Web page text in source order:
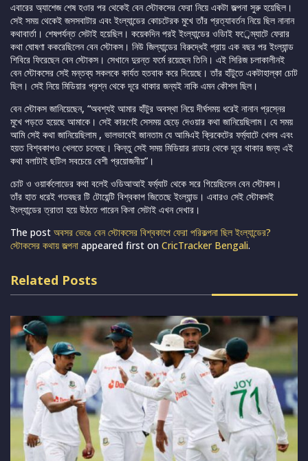
এবারের অ্যাশেজ শেষ হওার পর থেকেই বেন স্টোকসের ফেরা নিয়ে একটা জল্পনা সুরু হয়েছিল।
সেই সময় থেকেই জসসবাটার এবং ইংল্যান্ডের কোচটেরক মুখে তাঁর প্রত্যাবর্তন নিয়ে ছিল নানান
কথাবার্তা। শেষপর্যন্ত সেটাই হয়েছিল। কয়েকদিন পরই ইংল্যান্ডের ওডিাই ফর্েম্যাটে ফেরার
কথা ঘোষণা ককরেছিলেন বেন স্টোকস। নিউ জিল্যান্ডের বিরুদ্ধেই প্রায় এক বছর পর ইংল্যান্ড
শিবিরে ফিরেছেন বেন স্টোকস। সেখানে দুরন্ত ফর্মে রয়েছেন তিনি। এই সিরিজ চলাকালীনই
বেন স্টোকসের সেই মন্তব্য সকলকে কার্যত হতবাক করে দিয়েছে। তাঁর হাঁটুতে একটাহাল্কা চোট
ছিল। সেই নিয়ে মিডিয়ার প্রশ্ন থেকে দূরে থাকার জন্যই নাকি এমন কৌশল ছিল।
বেন স্টোকস জানিয়েছেন, “অবশ্যই আমার হাঁটুর অবস্থা নিয়ে দীর্ঘসময় ধরেই নানান প্রস্নের
মুখে পড়তে হয়েছে আমাকে। সেই কারণেই সেসময় ছেড়ে দেওয়ার কথা জানিয়েছিলাম। যে সময়
আমি সেই কথা জানিয়েছিলাম , ভালভাবেই জানতাম যে আমিএই ক্রিকেটের ফর্ম্যাটে খেলব এবং
হয়ত বিশ্বকাপও খেলতে চলেছে। কিন্তু সেই সময় মিডিয়ার রাডার থেকে দূরে থাকার জন্য এই
কথা বলাটাই ছটিল সবচেয়ে বেশী প্রয়োজনীয়”।
চোট ও ওয়ার্কলোডের কথা বলেই ওডিআআই ফর্ম্যাট থেকে সরে গিয়েছিলেন বেন স্টোকস।
তাঁর হাত ধরেই গতবছর টি টোয়েন্টি বিশ্বকাপ জিতেছে ইংল্যান্ড। এবারও সেই স্টোকসই
ইংল্যান্ডের ত্রাতা হয়ে উঠতে পারেন কিনা সেটাই এখন দেখার।
The post অবসর ভেঙে বেন স্টোকসের বিশ্বকাপে ফেরা পরিকল্পনা ছিল ইংল্যান্ডের?
স্টোকসের কথায় জল্পনা appeared first on CricTracker Bengali.
Related Posts